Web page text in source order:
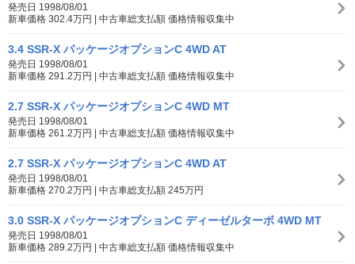
発売日 1998/08/01
新車価格 302.4万円 | 中古車総支払額 価格情報収集中
3.4 SSR-X パッケージオプションC 4WD AT
発売日 1998/08/01
新車価格 291.2万円 | 中古車総支払額 価格情報収集中
2.7 SSR-X パッケージオプションC 4WD MT
発売日 1998/08/01
新車価格 261.2万円 | 中古車総支払額 価格情報収集中
2.7 SSR-X パッケージオプションC 4WD AT
発売日 1998/08/01
新車価格 270.2万円 | 中古車総支払額 245万円
3.0 SSR-X パッケージオプションC ディーゼルターボ 4WD MT
発売日 1998/08/01
新車価格 289.2万円 | 中古車総支払額 価格情報収集中